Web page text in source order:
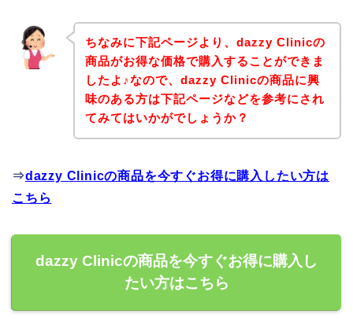
ちなみに下記ページより、dazzy Clinicの
商品がお得な価格で購入することができま
したよ♪なので、dazzy Clinicの商品に興
味のある方は下記ページなどを参考にされ
てみてはいかがでしょうか？
⇒dazzy Clinicの商品を今すぐお得に購入したい方は
こちら
dazzy Clinicの商品を今すぐお得に購入し
たい方はこちら